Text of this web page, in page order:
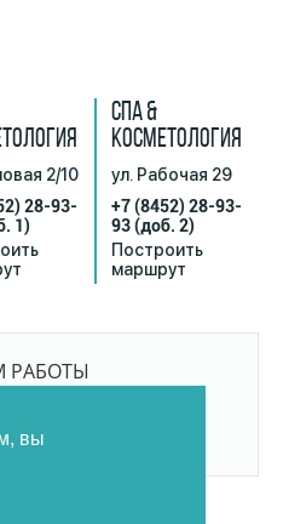
вы
2/10
28-93-
1)
СПА &
КОСМЕТОЛОГИЯ
ул. Рабочая 29
+7 (8452) 28-93-
93(доб. 2)
Построить
маршрут
РАБОТЫ
И ВЫХОДНЫХ